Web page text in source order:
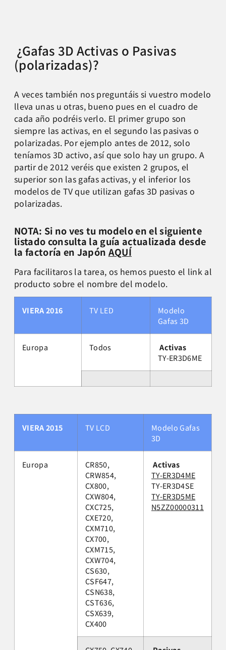
¿Gafas 3D Activas o Pasivas
(polarizadas)?
A veces también nos preguntáis si vuestro modelo
lleva unas u otras, bueno pues en el cuadro de
cada año podréis verlo. El primer grupo son
siempre las activas, en el segundo las pasivas o
polarizadas. Por ejemplo antes de 2012, solo
teníamos 3D activo, así que solo hay un grupo. A
partir de 2012 veréis que existen 2 grupos, el
superior son las gafas activas, y el inferior los
modelos de TV que utilizan gafas 3D pasivas o
polarizadas.
NOTA: Si no ves tu modelo en el siguiente
listado consulta la guía actualizada desde
la factoría en Japón AQUÍ
Para facilitaros la tarea, os hemos puesto el link al
producto sobre el nombre del modelo.
VIERA 2016 TV LED
Modelo
Gafas 3D
Europa Todos
Activas
TY-ER3D6ME
VIERA 2015 TV LCD
Modelo Gafas
3D
Europa
CR850,
CRW854,
CX800,
CXW804,
CXC725,
CXE720,
CXM710,
CX700,
CXM715,
CXW704,
CS630,
CSF647,
CSN638,
CST636,
CSX639,
CX400
Activas
TY-ER3D4ME
TY-ER3D4SE
TY-ER3D5ME
N5ZZ00000311